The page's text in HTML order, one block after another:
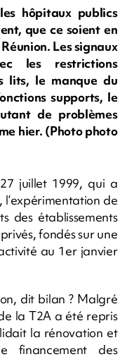
hôpitaux publics
que ce soient en
Les signaux
les restrictions
lits, le manque du
supports, le
de problèmes
hier. (Photo photo
juillet 1999, qui a
de
des établissements
fondés sur une
au 1er janvier
dit bilan ? Malgré
la T2A a été repris
la rénovation et
financement des